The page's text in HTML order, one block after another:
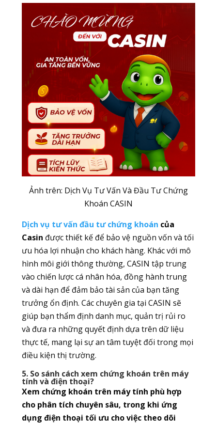
Ảnh trên: Dịch Vụ Tư Vấn Và Đầu Tư Chứng
Khoán CASIN
Dịch vụ tư vấn đầu tư chứng khoán của
Casin được thiết kế để bảo vệ nguồn vốn và tối
ưu hóa lợi nhuận cho khách hàng. Khác với mô
hình môi giới thông thường, CASIN tập trung
vào chiến lược cá nhân hóa, đồng hành trung
và dài hạn để đảm bảo tài sản của bạn tăng
trưởng ổn định. Các chuyên gia tại CASIN sẽ
giúp bạn thẩm định danh mục, quản trị rủi ro
và đưa ra những quyết định dựa trên dữ liệu
thực tế, mang lại sự an tâm tuyệt đối trong mọi
điều kiện thị trường.
5. So sánh cách xem chứng khoán trên máy
tính và điện thoại?
Xem chứng khoán trên máy tính phù hợp
cho phân tích chuyên sâu, trong khi ứng
dụng điện thoại tối ưu cho việc theo dõi